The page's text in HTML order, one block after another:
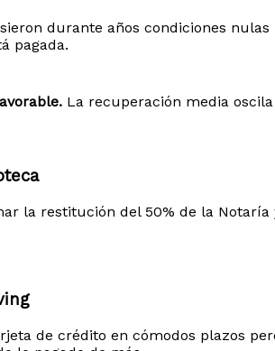
durante años condiciones
pagada.
La recuperación media
la restitución del 50% de la Notaría
de crédito en cómodos plazos